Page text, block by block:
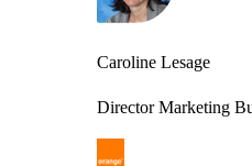
Caroline Lesage
Director Marketing